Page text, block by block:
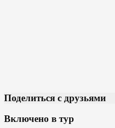
Поделиться с друзьями
Включено в тур